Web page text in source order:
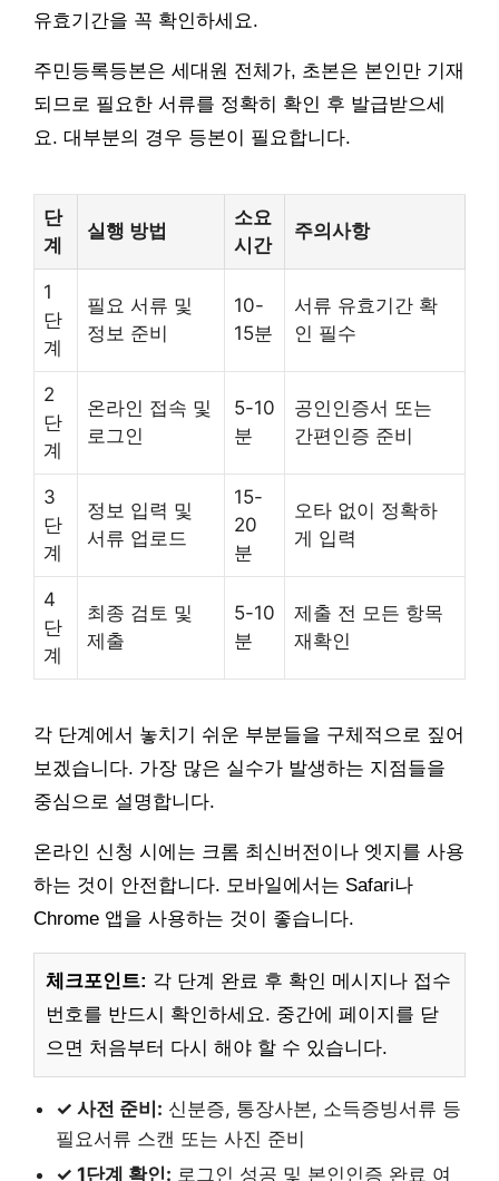
유효기간을 꼭 확인하세요.
주민등록등본은 세대원 전체가, 초본은 본인만 기재
되므로 필요한 서류를 정확히 확인 후 발급받으세
요. 대부분의 경우 등본이 필요합니다.
단
계
실행 방법
소요
시간
주의사항
1
단
계
필요 서류 및
정보 준비
10-
15분
서류 유효기간 확
인 필수
2
단
계
온라인 접속 및
로그인
5-10
분
공인인증서 또는
간편인증 준비
3
단
계
정보 입력 및
서류 업로드
15-
20
분
오타 없이 정확하
게 입력
4
단
계
최종 검토 및
제출
5-10
분
제출 전 모든 항목
재확인
각 단계에서 놓치기 쉬운 부분들을 구체적으로 짚어
보겠습니다. 가장 많은 실수가 발생하는 지점들을
중심으로 설명합니다.
온라인 신청 시에는 크롬 최신버전이나 엣지를 사용
하는 것이 안전합니다. 모바일에서는 Safari나
Chrome 앱을 사용하는 것이 좋습니다.
체크포인트: 각 단계 완료 후 확인 메시지나 접수
번호를 반드시 확인하세요. 중간에 페이지를 닫
으면 처음부터 다시 해야 할 수 있습니다.
✓ 사전 준비: 신분증, 통장사본, 소득증빙서류 등
필요서류 스캔 또는 사진 준비
✓ 1단계 확인: 로그인 성공 및 본인인증 완료 여